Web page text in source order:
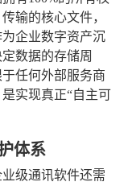
输的核心文件，
企业数字资产沉
数据的存储周
任何外部服务商
实现真正“自主可
体系
级通讯软件还需